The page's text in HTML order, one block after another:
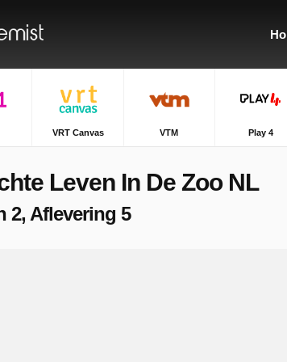
VRT Canvas VTM Play 4
Leven In De Zoo NL
2, Aflevering 5